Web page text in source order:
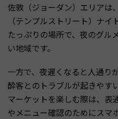
佐敦（ジョーダン）エリアは
（テンプルストリート）ナ
たっぷりの場所で、夜のグル
い地域です。
一方で、夜遅くなると人通り
酔客とのトラブルが起きやす
マーケットを楽しむ際は、表
やメニュー確認のためにスマ